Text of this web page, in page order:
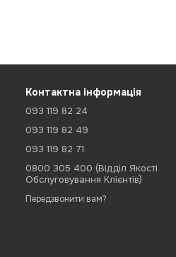
Контактна інформація
093 119 82 24
093 119 82 49
093 119 82 71
0800 305 400 (Відділ Якості
Обслуговування Клієнтів)
Передзвонити вам?